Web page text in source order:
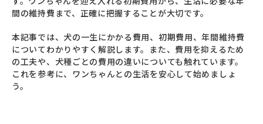
間の維持費まで、正確に把握することが大切です。
本記事では、犬の一生にかかる費用、初期費用、年間維持費
についてわかりやすく解説します。また、費用を抑えるため
の工夫や、犬種ごとの費用の違いについても触れています。
これを参考に、ワンちゃんとの生活を安心して始めましょ
う。